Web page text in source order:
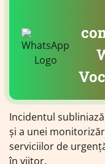
Incidentul
și a unei
serviciilor de
în viitor.